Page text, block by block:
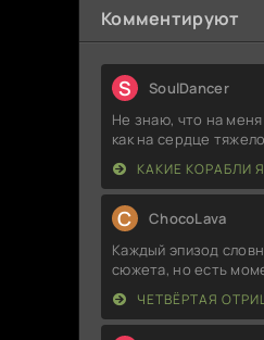
Комментируют
S SoulDancer
Не знаю, что на
как на сердце
КАКИЕ КОРАБЛИ
C ChocoLava
Каждый эпизод
сюжета, но есть
ЧЕТВЁРТАЯ